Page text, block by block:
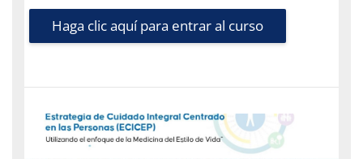
Haga clic aquí para entrar al curso